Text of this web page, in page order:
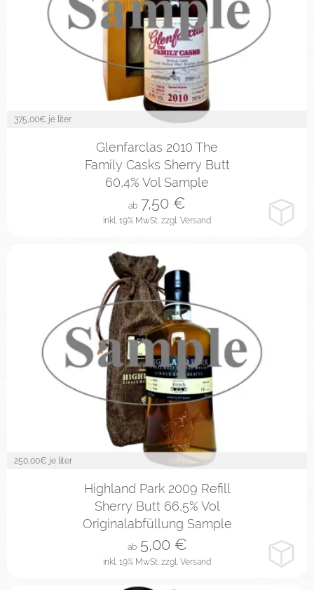
375,00€ je liter
Glenfarclas 2010 The
Family Casks Sherry Butt
60,4% Vol Sample
inkl. 19% MwSt. zzgl. Versand
ab 7,50 €
250,00€ je liter
Highland Park 2009 Refill
Sherry Butt 66,5% Vol
Originalabfüllung Sample
inkl. 19% MwSt. zzgl. Versand
ab 5,00€